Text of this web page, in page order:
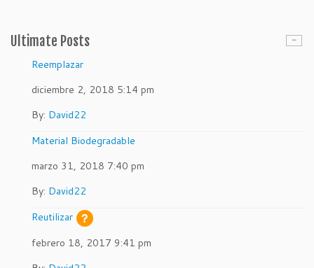
Ultimate Posts
Reemplazar
diciembre 2, 2018 5:14 pm
By: David22
Material Biodegradable
marzo 31, 2018 7:40 pm
By: David22
Reutilizar
febrero 18, 2017 9:41 pm